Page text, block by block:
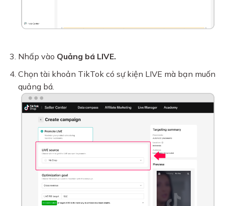
Nhấp vào Quảng bá LIVE.
Chọn tài khoản TikTok có sự kiện LIVE mà bạn muốn
quảng bá.